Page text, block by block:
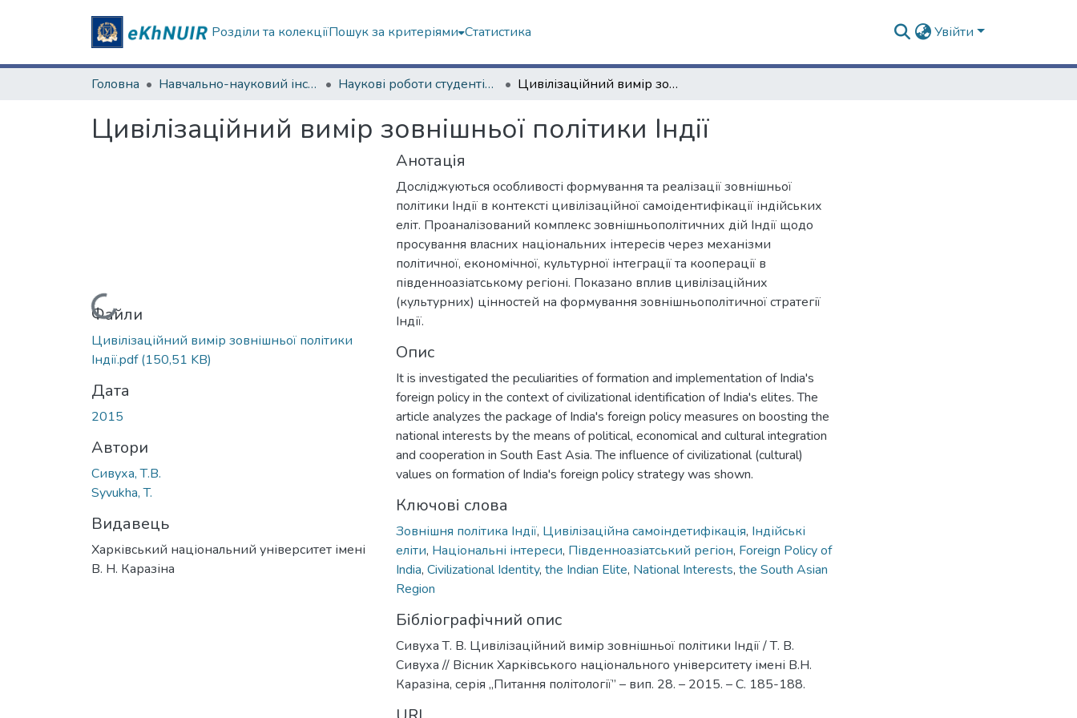
Розділи та колекціїПошук за критеріями Статистика Увійти
Головна Навчально-науковий інститут соціології та медіакомунікацій Наукові роботи студентів та аспірантів. Навчально-науковий інститут соціології та медіакомунікацій Цивілізаційний вимір зовнішньої політики Індії
Цивілізаційний вимір зовнішньої політики Індії
Вантажиться...
Файли
Цивілізаційний вимір зовнішньої політики
Індії.pdf(150,51 KB)
Дата
2015
Автори
Сивуха, Т.В.
Syvukha, T.
Видавець
Харківський національний університет імені
В. Н. Каразіна
Анотація
Досліджуються особливості формування та реалізації зовнішньої
політики Індії в контексті цивілізаційної самоідентифікації індійських
еліт. Проаналізований комплекс зовнішньополітичних дій Індії щодо
просування власних національних інтересів через механізми
політичної, економічної, культурної інтеграції та кооперації в
південноазіатському регіоні. Показано вплив цивілізаційних
(культурних) цінностей на формування зовнішньополітичної стратегії
Індії.
Опис
It is investigated the peculiarities of formation and implementation of India's
foreign policy in the context of civilizational identification of India's elites. The
article analyzes the package of India's foreign policy measures on boosting the
national interests by the means of political, economical and cultural integration
and cooperation in South East Asia. The influence of civilizational (cultural)
values on formation of India's foreign policy strategy was shown.
Ключові слова
Зовнішня політика Індії, Цивілізаційна самоіндетифікація, Індійські
еліти, Національні інтереси, Південноазіатський регіон, Foreign Policy of
India, Civilizational Identity, the Indian Elite, National Interests, the South Asian
Region
Бібліографічний опис
Сивуха Т. В. Цивілізаційний вимір зовнішньої політики Індії / Т. В.
Сивуха // Вісник Харківського національного університету імені В.Н.
Каразіна, серія „Питання політології” – вип. 28. – 2015. – С. 185-188.